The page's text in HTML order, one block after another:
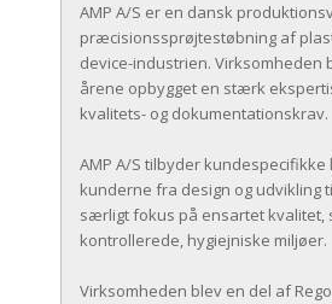
AMP A/S er en dansk
præcisionssprøjtestøbning af
device-industrien. Virksomheden
årene opbygget en stærk
kvalitets- og dokumentationskrav.
AMP A/S tilbyder
kunderne fra design og udvikling
særligt fokus på ensartet kvalitet,
kontrollerede, hygiejniske miljøer.
Virksomheden blev en del af